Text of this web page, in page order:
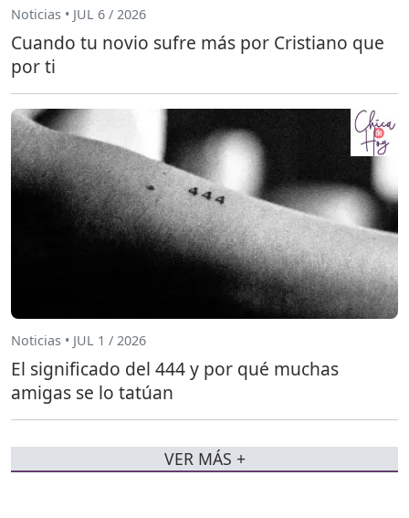
Noticias • JUL 6 / 2026
Cuando tu novio sufre más por Cristiano que
por ti
Noticias • JUL 1 / 2026
El significado del 444 y por qué muchas
amigas se lo tatúan
VER MÁS +